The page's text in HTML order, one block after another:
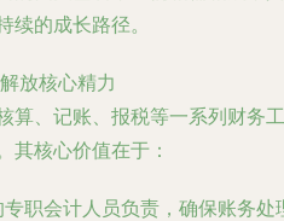
的成长路径。
放核心精力
算、记账、报税等一系列财务工
其核心价值在于：
专职会计人员负责，确保账务处